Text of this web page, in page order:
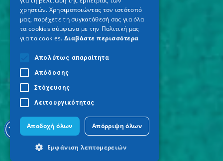
χρηστών. Χρησιμοποιώντας τον ιστότοπό
μας, παρέχετε τη συγκατάθεσή σας για όλα
τα cookies σύμφωνα με την Πολιτική μας
για τα cookies. Διαβάστε περισσότερα
Απολύτως απαραίτητα
Απόδοσης
Στόχευσης
Λειτουργικότητας
Αποδοχή όλων Απόρριψη όλων
Εμφάνιση λεπτομερειών